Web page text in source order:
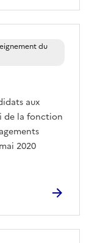
aux
de la fonction
2020
du